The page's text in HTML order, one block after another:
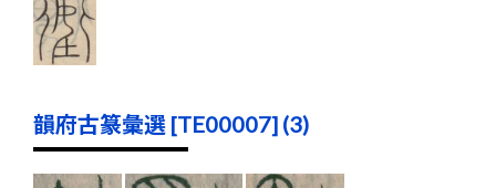
韻府古篆彙選 [TE00007] (3)